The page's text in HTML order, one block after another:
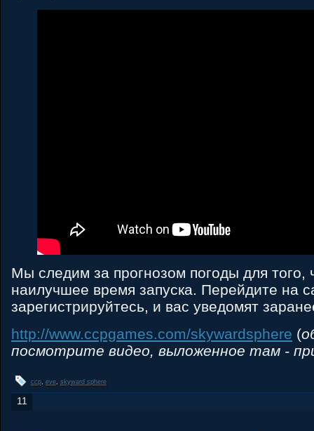
Мы следим за прогнозом погоды для того,
наилучшее время запуска. Перейдите на
зарегистрируйтесь, и вас уведомят
http://www.ccpgames.com/skywardsphere (
посмотрите видео, выложенное там -
ccp, eve, skyward sphere
11